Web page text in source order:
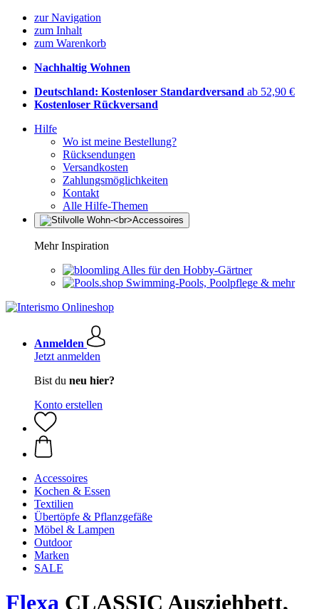
zur Navigation
zum Inhalt
zum Warenkorb
Nachhaltig Wohnen
Deutschland: Kostenloser Standardversand ab 52,90 €
Kostenloser Rückversand
Hilfe
Wo ist meine Bestellung?
Rücksendungen
Versandkosten
Zahlungsmöglichkeiten
Kontakt
Alle Hilfe-Themen
Mehr Inspiration
Alles für den Hobby-Gärtner
Swimming-Pools, Poolpflege & mehr
Anmelden
Jetzt anmelden
Bist du neu hier?
Konto erstellen
Accessoires
Kochen & Essen
Textilien
Übertöpfe & Pflanzgefäße
Möbel & Lampen
Outdoor
Marken
SALE
Flexa CLASSIC Ausziehbett,